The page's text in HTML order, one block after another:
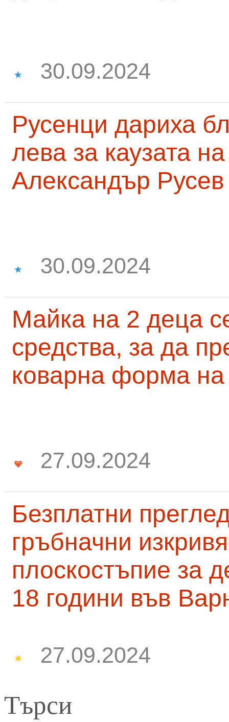
30.09.2024
Русенци дариха
лева за каузата
Александър Русев
30.09.2024
Майка на 2 деца
средства, за да
коварна форма на
27.09.2024
Безплатни
гръбначни
плоскостъпие за
18 години във
27.09.2024
Търси